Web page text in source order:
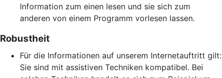
Information zum einen lesen und sie sich zum
anderen von einem Programm vorlesen lassen.
Robustheit
Für die Informationen auf unserem Internetauftritt gilt:
Sie sind mit assistiven Techniken kompatibel. Bei